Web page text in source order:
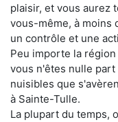
plaisir, et vous aurez
vous-même, à moins
un contrôle et une
Peu importe la
vous n'êtes nulle
nuisibles que
à Sainte-Tulle.
La plupart du temps,